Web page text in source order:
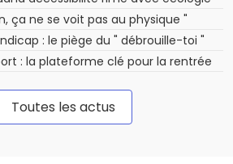
ça ne se voit pas au physique "
: le piège du " débrouille-toi "
: la plateforme clé pour la rentrée
Toutes les actus